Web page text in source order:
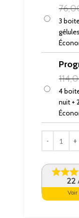
3
4
nuit +
22
Voir